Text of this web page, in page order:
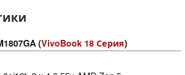
(VivoBook 18 Серия)